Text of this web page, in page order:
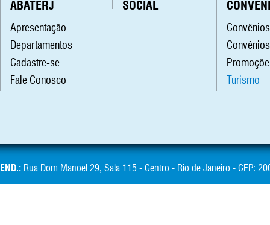
ABATERJ
Apresentação
Departamentos
Cadastre-se
Fale Conosco
SOCIAL
Convênios
Turismo
END.: Rua Dom Manoel 29, Sala 115 - Centro - Rio de Janeiro - CEP: